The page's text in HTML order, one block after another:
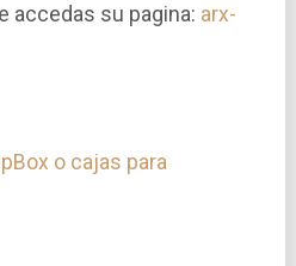
accedas su pagina: arx-
o cajas para